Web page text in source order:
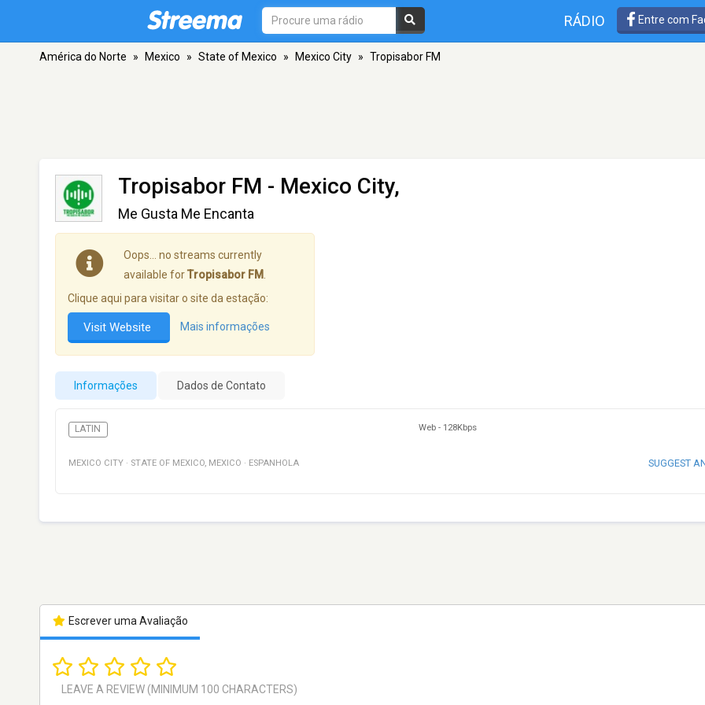
RÁDIO Entre com
América do Norte » Mexico » State of Mexico » Mexico City » Tropisabor FM
Tropisabor FM - Mexico City,
Me Gusta Me Encanta
Oops… no streams currently
available forTropisabor FM
Clique aqui para visitar o site da estação:
Visit Website Mais informações
Informações Dados de Contato
LATIN Web - 128Kbps
MEXICO CITY · STATE OF MEXICO, MEXICO · ESPANHOLA SUGGEST
Escrever uma Avaliação